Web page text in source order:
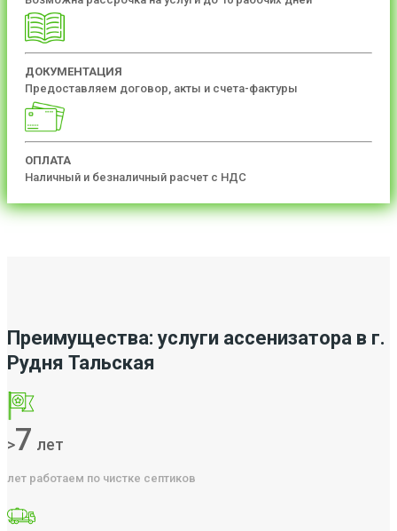
ДОКУМЕНТАЦИЯ
Предоставляем договор, акты и счета-фактуры
ОПЛАТА
Наличный и безналичный расчет с НДС
Преимущества: услуги ассенизатора в г.
Рудня Тальская
>7 лет
лет работаем по чистке септиков